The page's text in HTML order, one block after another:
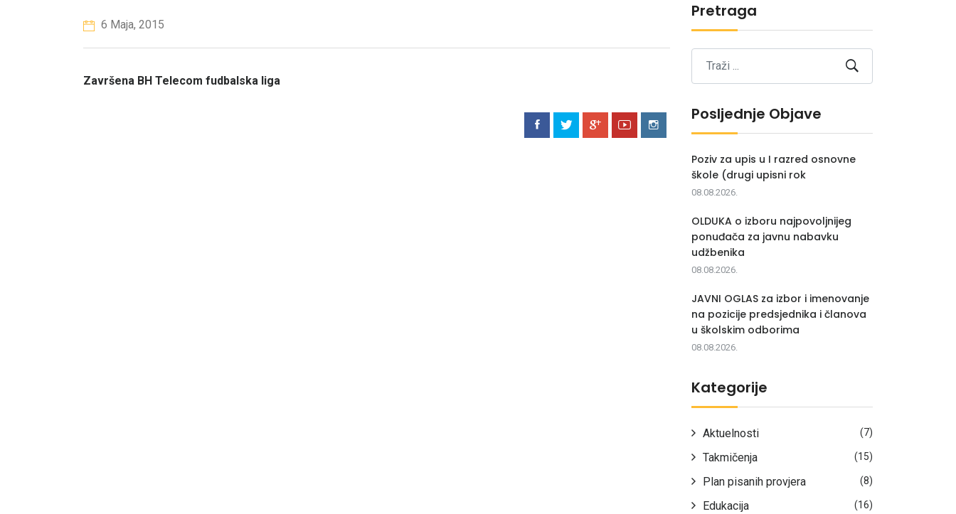
6 Maja, 2015
Završena BH Telecom fudbalska liga
Pretraga
Posljednje Objave
Poziv za upis u I razred osnovne
škole (drugi upisni rok
08.08.2026.
OLDUKA o izboru najpovoljnijeg
ponuđača za javnu nabavku
udžbenika
08.08.2026.
JAVNI OGLAS za izbor i imenovanje
na pozicije predsjednika i članova
u školskim odborima
08.08.2026.
Kategorije
Aktuelnosti (7)
Takmičenja (15)
Plan pisanih provjera (8)
Edukacija (16)